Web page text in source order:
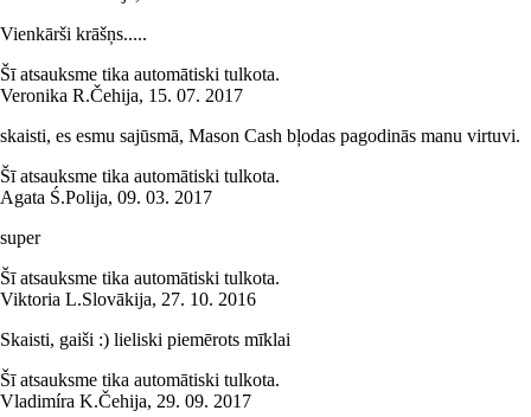
Vienkārši krāšņs.....
Šī atsauksme tika automātiski tulkota.
Veronika R.Čehija, 15. 07. 2017
skaisti, es esmu sajūsmā, Mason Cash bļodas pagodinās manu virtuvi.
Šī atsauksme tika automātiski tulkota.
Agata Ś.Polija, 09. 03. 2017
super
Šī atsauksme tika automātiski tulkota.
Viktoria L.Slovākija, 27. 10. 2016
Skaisti, gaiši :) lieliski piemērots mīklai
Šī atsauksme tika automātiski tulkota.
Vladimíra K.Čehija, 29. 09. 2017